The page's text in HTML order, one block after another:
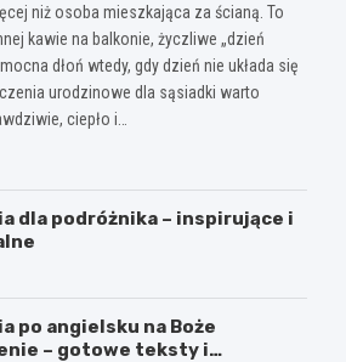
niż osoba mieszkająca za ścianą. To
kawie na balkonie, życzliwe „dzień
dłoń wtedy, gdy dzień nie układa się
urodzinowe dla sąsiadki warto
ciepło i…
dla podróżnika – inspirujące i
po angielsku na Boże
– gotowe teksty i